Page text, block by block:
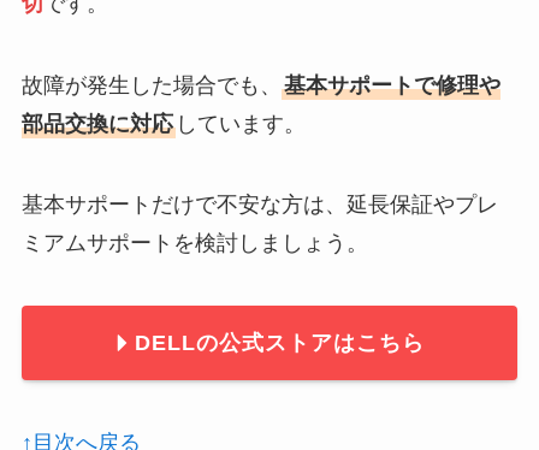
故障が発生した場合でも、 基本サポートで修理や
部品交換に対応しています。
基本サポートだけで不安な方は、延長保証やプレ
ミアムサポートを検討しましょう。
DELLの公式ストアはこちら
↑目次へ戻る